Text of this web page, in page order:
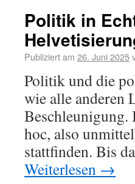
Politik in
Publiziert am 26. Juni 2025
Politik und die
wie alle anderen
Beschleunigung.
hoc, also
stattfinden. Bis
Weiterlesen →